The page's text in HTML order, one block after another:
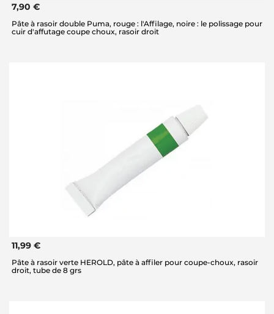
7,90 €
Pâte à rasoir double Puma, rouge : l'Affilage, noire : le polissage pour
cuir d'affutage coupe choux, rasoir droit
11,99 €
Pâte à rasoir verte HEROLD, pâte à affiler pour coupe-choux, rasoir
droit, tube de 8 grs